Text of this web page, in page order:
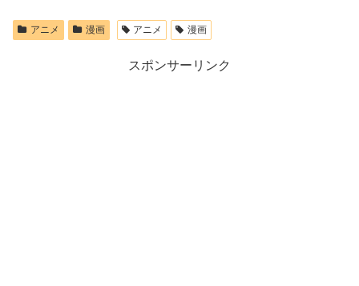
アニメ 漫画 アニメ 漫画
スポンサーリンク